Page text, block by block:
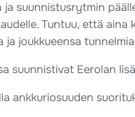
ja suunnistusrytmin
Tuntuu, että
ja joukkueensa
suunnistivat Eerolan
ankkuriosuuden